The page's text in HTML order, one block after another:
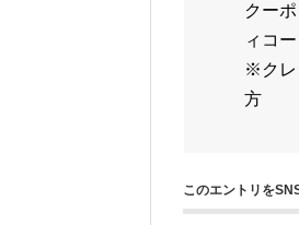
クー
ィコ
※クレ
方
このエントリを